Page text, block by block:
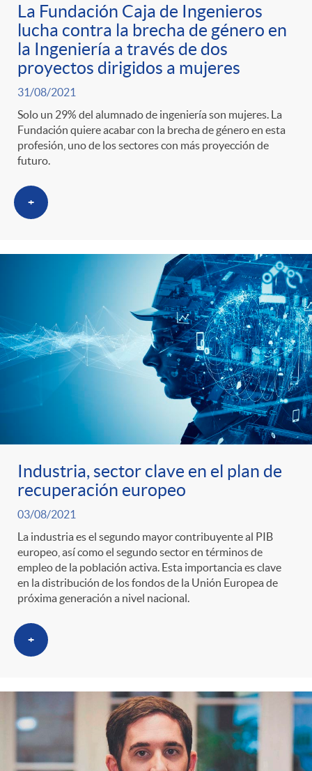
La Fundación Caja de Ingenieros
lucha contra la brecha de género en
la Ingeniería a través de dos
proyectos dirigidos a mujeres
31/08/2021
Solo un 29% del alumnado de ingeniería son mujeres. La
Fundación quiere acabar con la brecha de género en esta
profesión, uno de los sectores con más proyección de
futuro.
+
Industria, sector clave en el plan de
recuperación europeo
03/08/2021
La industria es el segundo mayor contribuyente al PIB
europeo, así como el segundo sector en términos de
empleo de la población activa. Esta importancia es clave
en la distribución de los fondos de la Unión Europea de
próxima generación a nivel nacional.
+